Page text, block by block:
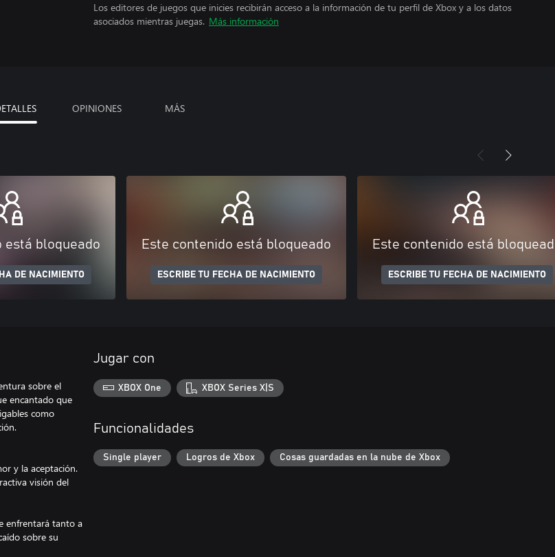
Los editores de juegos que inicies recibirán acceso a la información de tu perfil de Xbox y a los datos
asociados mientras juegas. Más información
OPINIONES MÁS
está bloqueado
DE NACIMIENTO
Este contenido está bloqueado
ESCRIBE TU FECHA DE NACIMIENTO
Este contenido está
ESCRIBE TU FECHA DE NACIMIENTO
sobre el
encantado que
como
y la aceptación.
visión del
enfrentará tanto a
sobre su
Jugar con
XBOX One XBOX Series X|S
Funcionalidades
Single player Logros de Xbox Cosas guardadas en la nube de Xbox